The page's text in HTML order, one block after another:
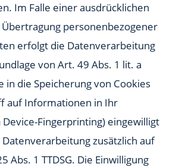
Im Falle einer ausdrücklichen
Übertragung personenbezogener
erfolgt die Datenverarbeitung
von Art. 49 Abs. 1 lit. a
in die Speicherung von Cookies
auf Informationen in Ihr
Device-Fingerprinting) eingewilligt
zusätzlich auf
Abs. 1 TTDSG. Die Einwilligung